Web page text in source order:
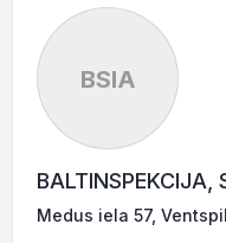
BSIA
BALTINSPEKCIJA,
Medus iela 57,